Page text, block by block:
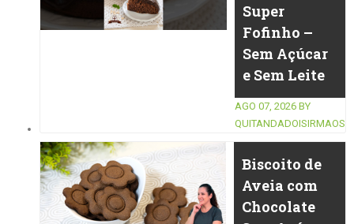
Super
Fofinho –
Sem Açúcar
e Sem Leite
AGO 07, 2026 BY
QUITANDADOISIRMAOS
Biscoito de
Aveia com
Chocolate